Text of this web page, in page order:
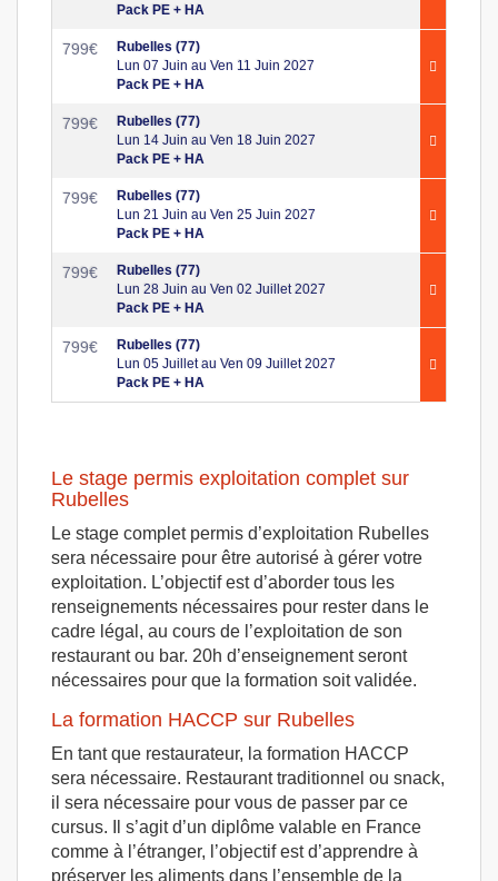
Pack PE + HA
799€
Rubelles (77)
Lun 07 Juin au Ven 11 Juin 2027
Pack PE + HA
799€
Rubelles (77)
Lun 14 Juin au Ven 18 Juin 2027
Pack PE + HA
799€
Rubelles (77)
Lun 21 Juin au Ven 25 Juin 2027
Pack PE + HA
799€
Rubelles (77)
Lun 28 Juin au Ven 02 Juillet 2027
Pack PE + HA
799€
Rubelles (77)
Lun 05 Juillet au Ven 09 Juillet 2027
Pack PE + HA
Le stage permis exploitation complet sur
Rubelles
Le stage complet permis d’exploitation Rubelles
sera nécessaire pour être autorisé à gérer votre
exploitation. L’objectif est d’aborder tous les
renseignements nécessaires pour rester dans le
cadre légal, au cours de l’exploitation de son
restaurant ou bar. 20h d’enseignement seront
nécessaires pour que la formation soit validée.
La formation HACCP sur Rubelles
En tant que restaurateur, la formation HACCP
sera nécessaire. Restaurant traditionnel ou snack,
il sera nécessaire pour vous de passer par ce
cursus. Il s’agit d’un diplôme valable en France
comme à l’étranger, l’objectif est d’apprendre à
préserver les aliments dans l’ensemble de la